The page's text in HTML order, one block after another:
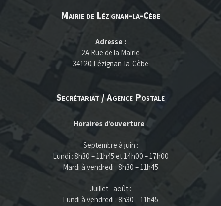
Mairie de Lézignan-la-Cèbe
Adresse :
2A Rue de la Mairie
34120 Lézignan-la-Cèbe
Secrétariat / Agence Postale
Horaires d’ouverture :
Septembre à juin :
Lundi : 8h30 – 11h45 et 14h00 – 17h00
Mardi à vendredi : 8h30 – 11h45
Juillet - août :
Lundi à vendredi : 8h30 – 11h45